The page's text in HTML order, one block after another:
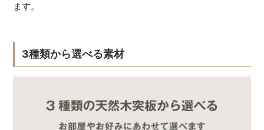
ます。
3種類から選べる素材